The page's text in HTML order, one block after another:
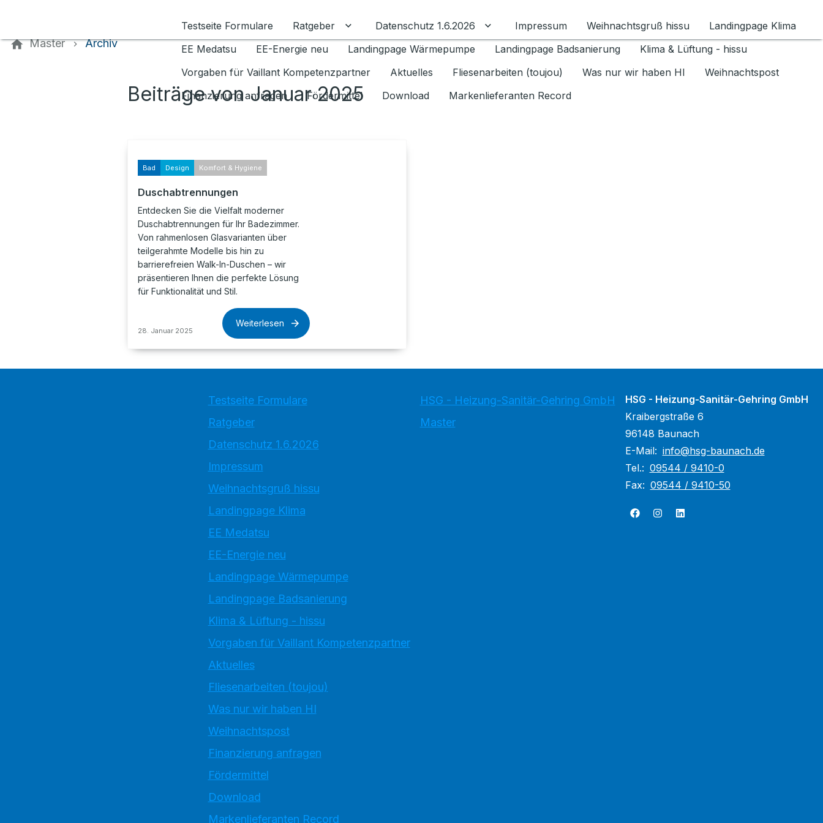
Testseite Formulare
Ratgeber Untermenü für Ratgeber umschalten
Datenschutz 1.6.2026 Untermenü für Datenschutz 1.6.2026 umschalten
Impressum Weihnachtsgruß hissu
Landingpage Klima
EE Medatsu
EE-Energie neu Landingpage Wärmepumpe Landingpage Badsanierung
Klima & Lüftung - hissu
Vorgaben für Vaillant Kompetenzpartner
Aktuelles Fliesenarbeiten (toujou) Was nur wir haben HI
Weihnachtspost
Finanzierung anfragen
Fördermittel Download Markenlieferanten Record
Master Archiv
Beiträge von Januar 2025
Bad Design Komfort & Hygiene
Duschabtrennungen
Entdecken Sie die Vielfalt moderner
Duschabtrennungen für Ihr Badezimmer.
Von rahmenlosen Glasvarianten über
teilgerahmte Modelle bis hin zu
barrierefreien Walk-In-Duschen – wir
präsentieren Ihnen die perfekte Lösung
für Funktionalität und Stil.
28. Januar 2025
Weiterlesen
Testseite Formulare
Ratgeber
Datenschutz 1.6.2026
Impressum
Weihnachtsgruß hissu
Landingpage Klima
EE Medatsu
EE-Energie neu
Landingpage Wärmepumpe
Landingpage Badsanierung
Klima & Lüftung - hissu
Vorgaben für Vaillant Kompetenzpartner
Aktuelles
Fliesenarbeiten (toujou)
Was nur wir haben HI
Weihnachtspost
Finanzierung anfragen
Fördermittel
Download
Markenlieferanten Record
HSG - Heizung-Sanitär-Gehring GmbH
Master
HSG - Heizung-Sanitär-Gehring GmbH
Kraibergstraße 6
96148 Baunach
E-Mail: info@hsg-baunach.de
Tel.: 09544 / 9410-0
Fax: 09544 / 9410-50